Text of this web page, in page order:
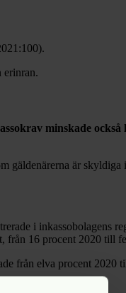
erinran.
minskade
gäldenärerna är skyldiga
i inkassobolagens
från 16 procent 2020 till
från elva procent 2020